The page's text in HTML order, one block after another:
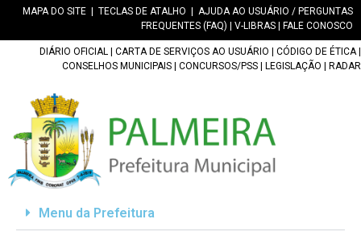
MAPA DO SITE TECLAS DE ATALHO
AJUDA AO USUÁRIO / PERGUNTAS
FREQUENTES (FAQ)
V-LIBRAS FALE CONOSCO
DIÁRIO OFICIAL CARTA DE SERVIÇOS AO USUÁRIO CÓDIGO DE ÉTICA|
CONSELHOS MUNICIPAIS
CONCURSOS/PSS LEGISLAÇÃO RADAR
Menu da Prefeitura